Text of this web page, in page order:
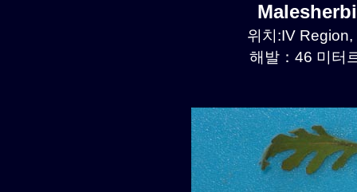
위치:IV
해발：46 미터